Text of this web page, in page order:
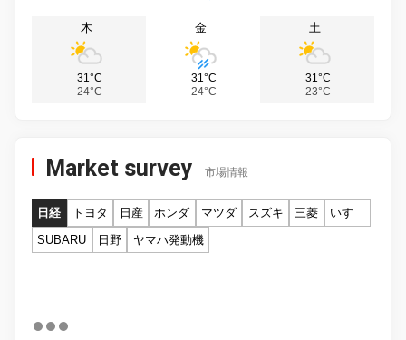
木
31°C
24°C
金
31°C
24°C
土
31°C
23°C
Market survey 市場情報
日経 トヨタ 日産 ホンダ マツダ スズキ 三菱
いすゞ
SUBARU
日野 ヤマハ発動機